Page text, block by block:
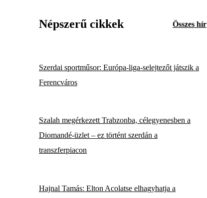
Népszerű cikkek Összes hír
Szerdai sportműsor: Európa-liga-selejtezőt játszik a
Ferencváros
Szalah megérkezett Trabzonba, célegyenesben a
Diomandé-üzlet – ez történt szerdán a
transzferpiacon
Hajnal Tamás: Elton Acolatse elhagyhatja a